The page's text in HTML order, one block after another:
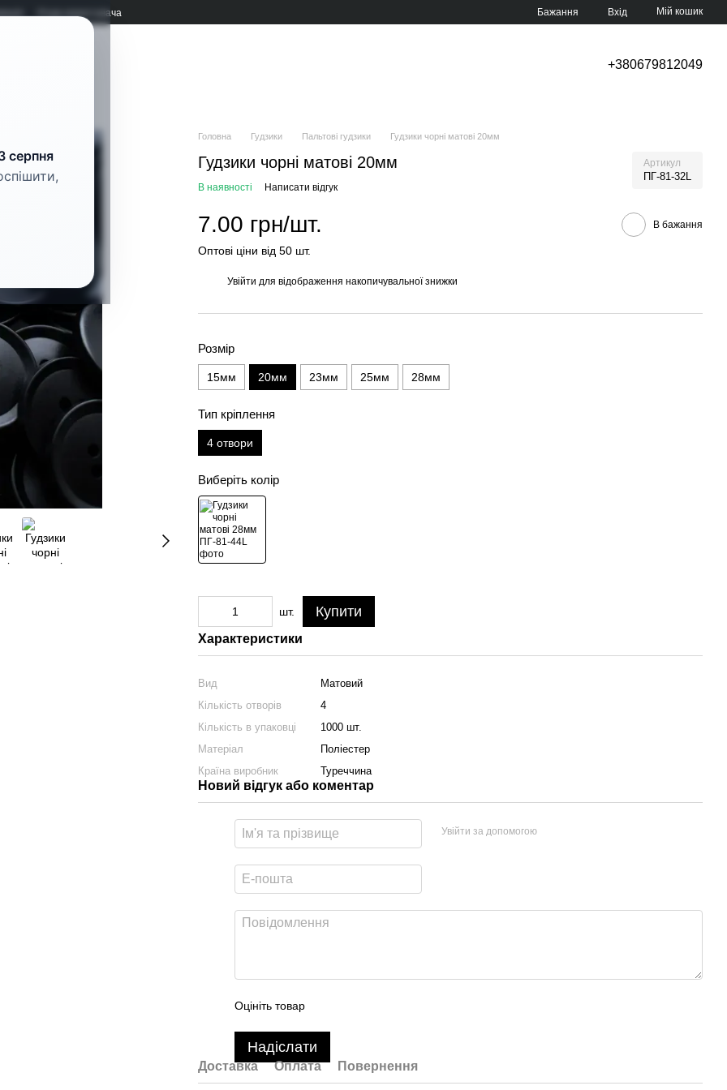
серпня
Угода користувача Бажання Вхід Мій кошик
+380679812049
Головна Гудзики Пальтові гудзики Гудзики чорні матові 20мм
Гудзики чорні матові 20мм Артикул
ПГ-81-32L
В наявності Написати відгук
7.00 грн/шт. В бажання
Оптові ціни від 50 шт.
Увійти для відображення накопичувальної знижки
Розмір
15мм 20мм 23мм 25мм 28мм
Тип кріплення
4 отвори
Виберіть колір
шт. Купити
Характеристики
Вид
Матовий
Кількість отворів
4
Кількість в упаковці
1000 шт.
Матеріал
Поліестер
Країна виробник
Туреччина
Новий відгук або коментар
Увійти за допомогою
Оцініть товар
Надіслати
Доставка Оплата Повернення